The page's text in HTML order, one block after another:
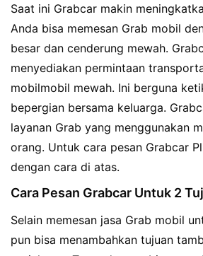
Saat ini Grabcar makin
Anda bisa memesan Grab mobil
besar dan cenderung mewah.
menyediakan permintaan
mobilmobil mewah. Ini berguna
bepergian bersama keluarga.
layanan Grab yang menggunakan
orang. Untuk cara pesan Grabcar
dengan cara di atas.
Cara Pesan Grabcar Untuk 2
Selain memesan jasa Grab mobil
pun bisa menambahkan tujuan